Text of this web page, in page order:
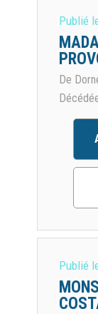
Publié
De
Publié